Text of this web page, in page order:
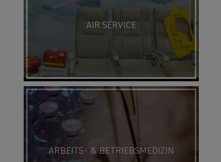
AIR SERVICE
ARBEITS- & BETRIEBSMEDIZIN